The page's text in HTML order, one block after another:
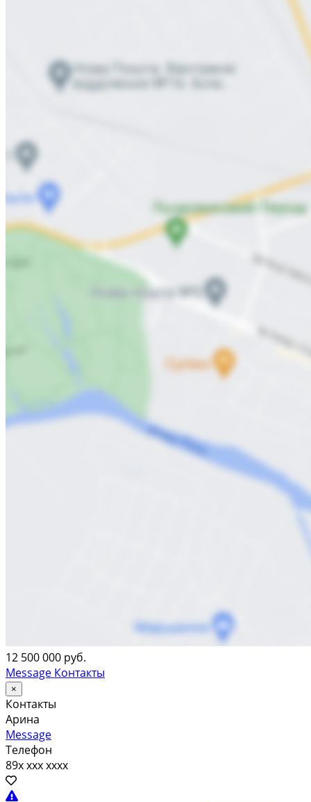
12 500 000 руб.
Message Контакты
×
Контакты
Арина
Message
Телефон
89x xxx xxxx